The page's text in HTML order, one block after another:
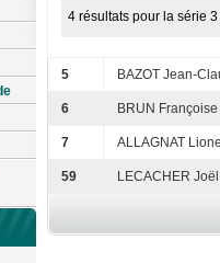
4 résultats pour la série 3
5 BAZOT Jean-
6 BRUN Françoise
7 ALLAGNAT
59 LECACHER Joël